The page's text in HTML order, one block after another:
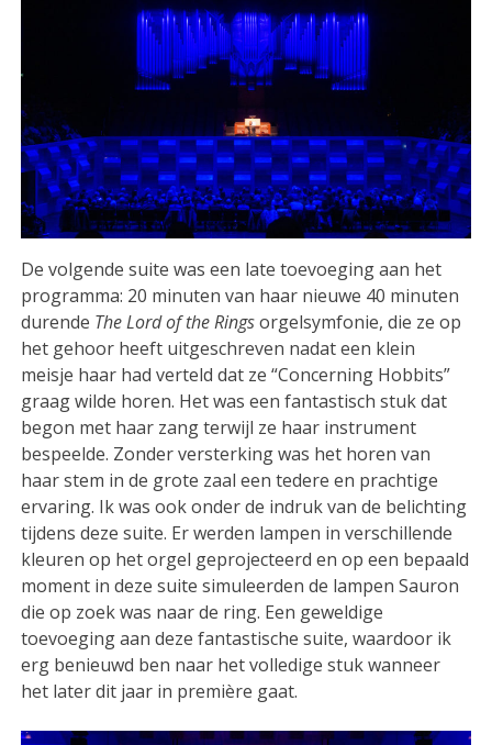
De volgende suite was een late toevoeging aan het
programma: 20 minuten van haar nieuwe 40 minuten
durende The Lord of the Ringsorgelsymfonie, die ze op
het gehoor heeft uitgeschreven nadat een klein
meisje haar had verteld dat ze “Concerning Hobbits”
graag wilde horen. Het was een fantastisch stuk dat
begon met haar zang terwijl ze haar instrument
bespeelde. Zonder versterking was het horen van
haar stem in de grote zaal een tedere en prachtige
ervaring. Ik was ook onder de indruk van de belichting
tijdens deze suite. Er werden lampen in verschillende
kleuren op het orgel geprojecteerd en op een bepaald
moment in deze suite simuleerden de lampen Sauron
die op zoek was naar de ring. Een geweldige
toevoeging aan deze fantastische suite, waardoor ik
erg benieuwd ben naar het volledige stuk wanneer
het later dit jaar in première gaat.